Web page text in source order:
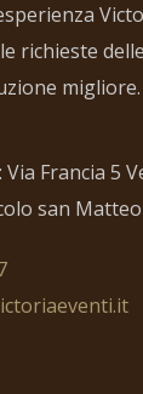
richieste
migliore.
Francia 5
san